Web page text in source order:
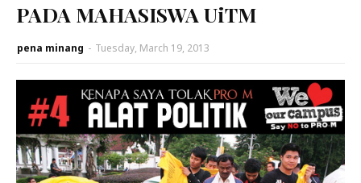
PADA MAHASISWA UiTM
pena minang - Tuesday, March 19, 2013